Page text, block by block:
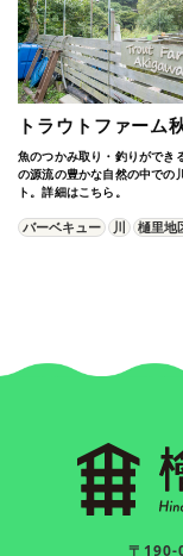
トラウトファーム
魚のつかみ取り・釣りができ
の源流の豊かな自然の中での
ト。詳細はこちら。
バーベキュー 川 樋里地
〒190-